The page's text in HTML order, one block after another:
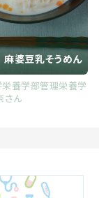
麻婆豆乳そうめん
養学部管理栄養学
ん